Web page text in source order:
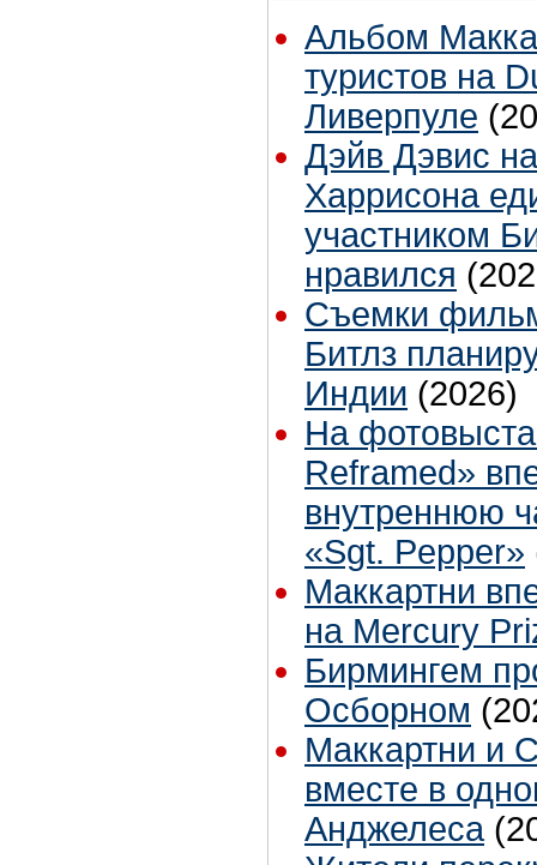
Альбом
туристов на
Ливерпуле
Дэйв Дэвис
Харрисона
участником
нравился
Съемки
Битлз
Индии (2026)
На
Reframed»
внутреннюю
«Sgt. Pepper»
Маккартни
на Mercury
Бирмингем
Осборном
Маккартни и
вместе в
Анджелеса